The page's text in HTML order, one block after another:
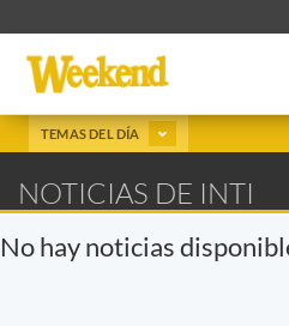
TEMAS DEL DÍA
NOTICIAS DE INTI
No hay noticias